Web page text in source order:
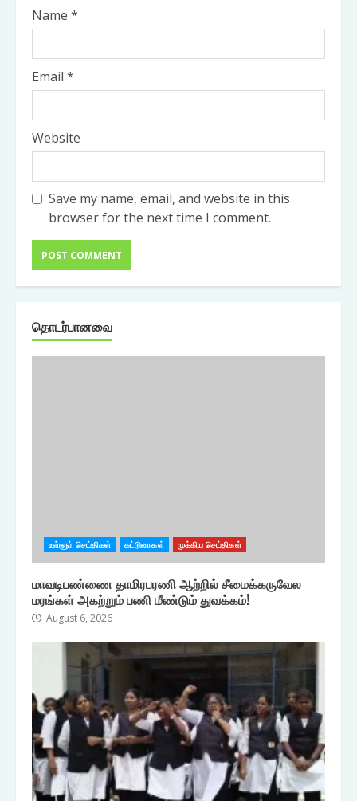
Name *
Email *
Website
Save my name, email, and website in this
browser for the next time I comment.
தொடர்பானவை
உள்ளூர் செய்திகள் கட்டுரைகள் முக்கிய செய்திகள்
மாவடிபண்ணை தாமிரபரணி ஆற்றில் சீமைக்கருவேல
மரங்கள் அகற்றும் பணி மீண்டும் துவக்கம்!
August 6, 2026